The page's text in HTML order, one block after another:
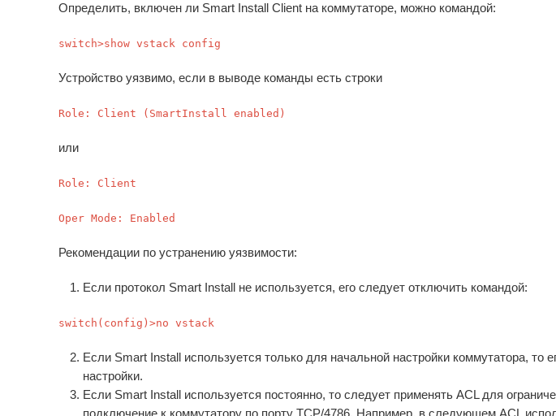
Определить, включен ли Smart Install Client на коммутаторе, можно командой:
switch>show vstack config
Устройство уязвимо, если в выводе команды есть строки
Role: Client (SmartInstall enabled)
или
Role: Client
Oper Mode: Enabled
Рекомендации по устранению уязвимости:
Если протокол Smart Install не используется, его следует отключить командой:
switch(config)>no vstack
Если Smart Install используется только для начальной настройки коммутатора, то
настройки.
Если Smart Install используется постоянно, то следует применять ACL для
подключение к коммутатору по порту TCP/4786. Например, в следующем ACL